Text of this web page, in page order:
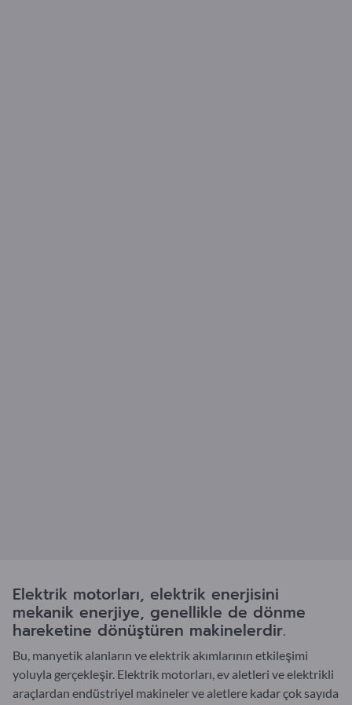
Elektrik motorları, elektrik enerjisini
mekanik enerjiye, genellikle de dönme
hareketine dönüştüren makinelerdir.
Bu, manyetik alanların ve elektrik akımlarının etkileşimi
yoluyla gerçekleşir. Elektrik motorları, ev aletleri ve elektrikli
araçlardan endüstriyel makineler ve aletlere kadar çok sayıda